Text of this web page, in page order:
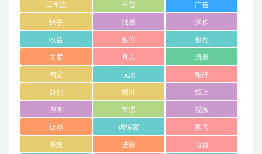
工作流 干货 广告
快手 批量 操作
收益 教你 教程
文案 月入 流量
淘宝 玩法 矩阵
短剧 精准 线上
脚本 节课 视频
让你 训练营 账号
赛道 进阶 项目